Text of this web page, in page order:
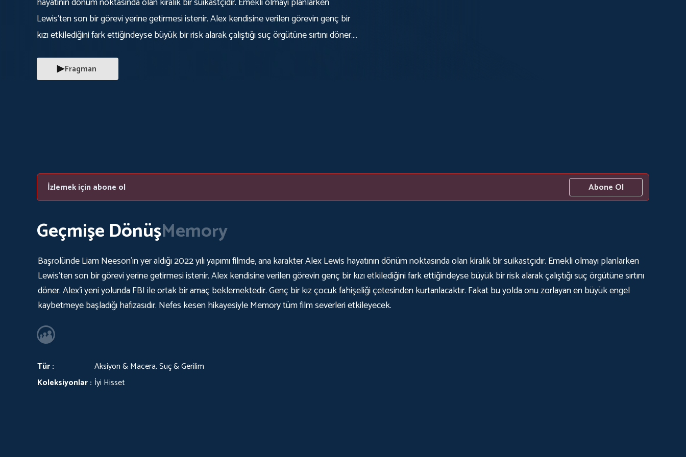
Lewis’ten son bir görevi yerine getirmesi istenir. Alex kendisine verilen görevin genç bir
kızı etkilediğini fark ettiğindeyse büyük bir risk alarak çalıştığı suç örgütüne sırtını döner.
çetesinden kurtarılacaktır. Fakat bu yolda onu zorlayan en büyük engel kaybetmeye
başladığı hafızasıdır. Nefes kesen hikayesiyle Memory tüm film severleri etkileyecek.
Fragman
İzlemek için abone ol Abone Ol
Geçmişe DönüşMemory
Başrolünde Liam Neeson’ın yer aldığı 2022 yılı yapımı filmde, ana karakter Alex Lewis hayatının dönüm noktasında olan kiralık bir suikastçıdır. Emekli olmayı planlarken
Lewis’ten son bir görevi yerine getirmesi istenir. Alex kendisine verilen görevin genç bir kızı etkilediğini fark ettiğindeyse büyük bir risk alarak çalıştığı suç örgütüne sırtını
döner. Alex’i yeni yolunda FBI ile ortak bir amaç beklemektedir. Genç bir kız çocuk fahişeliği çetesinden kurtarılacaktır. Fakat bu yolda onu zorlayan en büyük engel
kaybetmeye başladığı hafızasıdır. Nefes kesen hikayesiyle Memory tüm film severleri etkileyecek.
Tür :
Aksiyon & Macera, Suç & Gerilim
Koleksiyonlar : İyi Hisset